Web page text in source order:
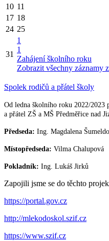
10 11
17 18
24 25
31
1
1
Zahájení školního roku
Zobrazit všechny záznamy
Spolek rodičů a přátel školy
Od ledna školního roku 2022/2023
a přátel ZŠ a MŠ Předměřice nad
Předseda: Ing. Magdalena
Místopředseda: Vilma Chalupová
Pokladník: Ing. Lukáš Jirků
Zapojili jsme se do těchto
https://portal.gov.cz
http://mlekodoskol.szif.cz
https://www.szif.cz